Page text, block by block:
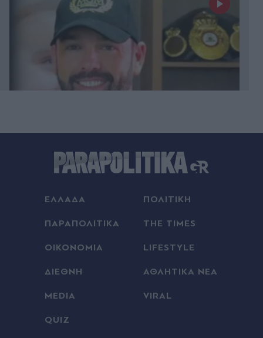
Συναγερμός για φωτιές τη Δευτέρα: Drones και
θερμικές κάμερες σαρώνουν την Αττική -
χώρα (Βίντεο)
09.08.2026 23:50
τον οποίο η Τράμπζονσπορ καλωσόρισε τον
στις κλειδαριές - "Είδαμε μια πρασινωπή κηλίδα"
ΕΛΛΑΔΑ ΠΟΛΙΤΙΚΗ
ΠΑΡΑΠΟΛΙΤΙΚΑ THE TIMES
ΟΙΚΟΝΟΜΙΑ LIFESTYLE
ΔΙΕΘΝΗ ΑΘΛΗΤΙΚΑ ΝΕΑ
MEDIA VIRAL
QUIZ